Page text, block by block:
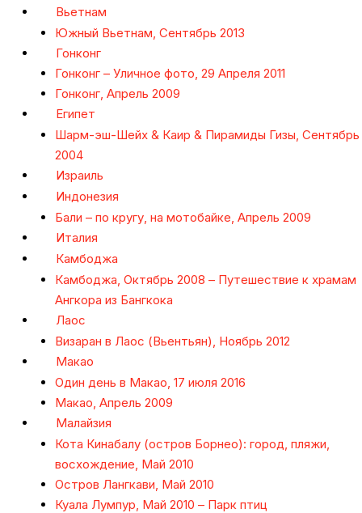
Вьетнам
Южный Вьетнам, Сентябрь 2013
Гонконг
Гонконг – Уличное фото, 29 Апреля 2011
Гонконг, Апрель 2009
Египет
Шарм-эш-Шейх & Каир & Пирамиды Гизы, Сентябрь
2004
Израиль
Индонезия
Бали – по кругу, на мотобайке, Апрель 2009
Италия
Камбоджа
Камбоджа, Октябрь 2008 – Путешествие к храмам
Ангкора из Бангкока
Лаос
Визаран в Лаос (Вьентьян), Ноябрь 2012
Макао
Один день в Макао, 17 июля 2016
Макао, Апрель 2009
Малайзия
Кота Кинабалу (остров Борнео): город, пляжи,
восхождение, Май 2010
Остров Лангкави, Май 2010
Куала Лумпур, Май 2010 – Парк птиц